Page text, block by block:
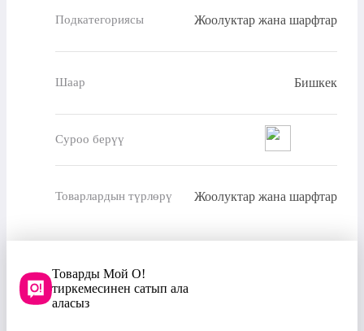
Подкатегориясы Жоолуктар жана шарфтар
Шаар Бишкек
Суроо берүү
Товарлардын түрлөрү Жоолуктар жана шарфтар
Товарды Мой О!
тиркемесинен сатып ала
аласыз